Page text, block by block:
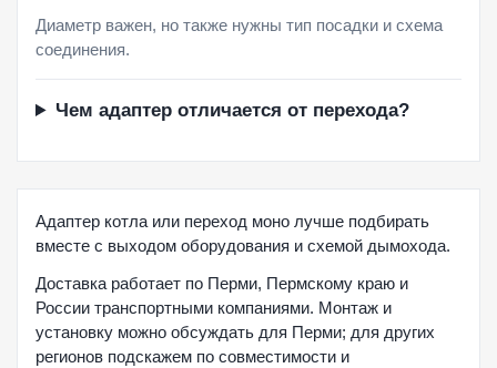
Диаметр важен, но также нужны тип посадки и схема
соединения.
Чем адаптер отличается от перехода?
Адаптер котла или переход моно лучше подбирать
вместе с выходом оборудования и схемой дымохода.
Доставка работает по Перми, Пермскому краю и
России транспортными компаниями. Монтаж и
установку можно обсуждать для Перми; для других
регионов подскажем по совместимости и